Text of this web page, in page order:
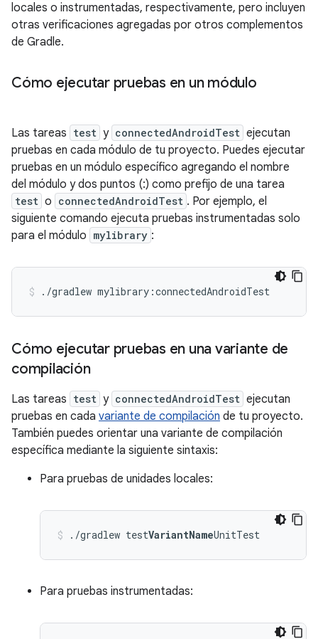
locales o instrumentadas, respectivamente, pero incluyen
otras verificaciones agregadas por otros complementos
de Gradle.
Cómo ejecutar pruebas en un módulo
Las tareas test y connectedAndroidTest ejecutan
pruebas en cada módulo de tu proyecto. Puedes ejecutar
pruebas en un módulo específico agregando el nombre
del módulo y dos puntos (:) como prefijo de una tarea
test o connectedAndroidTest . Por ejemplo, el
siguiente comando ejecuta pruebas instrumentadas solo
para el módulo mylibrary :
./gradlew mylibrary:connectedAndroidTest
Cómo ejecutar pruebas en una variante de
compilación
Las tareas test y connectedAndroidTest ejecutan
pruebas en cada variante de compilación de tu proyecto.
También puedes orientar una variante de compilación
específica mediante la siguiente sintaxis:
Para pruebas de unidades locales:
./gradlew testVariantNameUnitTest
Para pruebas instrumentadas: